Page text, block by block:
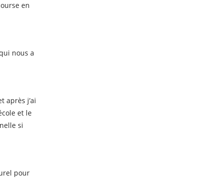
en
nous a
après j’ai
et le
si
pour